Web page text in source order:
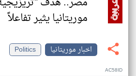
موريتانيا يثير تفاعلاً
اخبار موريتانيا
Politics
AC58ID